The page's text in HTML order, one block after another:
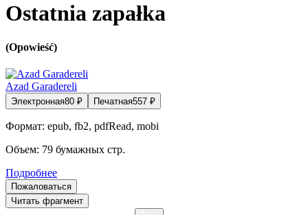
Ostatnia zapałka
(Opowieść)
Azad Garadereli
Электронная80 ₽ Печатная557 ₽
Формат: epub, fb2, pdfRead, mobi
Объем: 79 бумажных стр.
Подробнее
Пожаловаться
Читать фрагмент